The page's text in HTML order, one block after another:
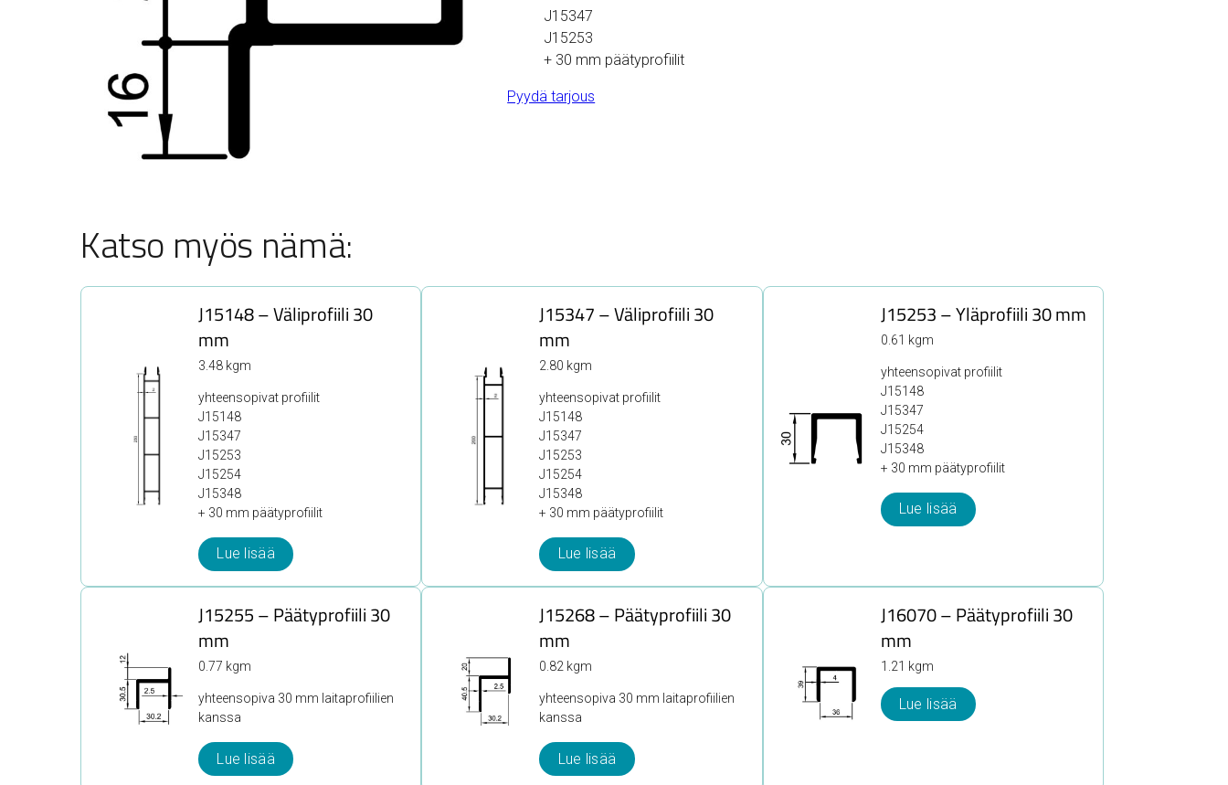
J15347
J15253
+ 30 mm päätyprofiilit
Pyydä tarjous
Katso myös nämä:
J15148 – Väliprofiili 30
mm
3.48 kgm
yhteensopivat profiilit
J15148
J15347
J15253
J15254
J15348
+ 30 mm päätyprofiilit
Lue lisää
J15347 – Väliprofiili 30
mm
2.80 kgm
yhteensopivat profiilit
J15148
J15347
J15253
J15254
J15348
+ 30 mm päätyprofiilit
Lue lisää
J15253 – Yläprofiili 30 mm
0.61 kgm
yhteensopivat profiilit
J15148
J15347
J15254
J15348
+ 30 mm päätyprofiilit
Lue lisää
J15255 – Päätyprofiili 30
mm
0.77 kgm
yhteensopiva 30 mm laitaprofiilien
kanssa
Lue lisää
J15268 – Päätyprofiili 30
mm
0.82 kgm
yhteensopiva 30 mm laitaprofiilien
kanssa
Lue lisää
J16070 – Päätyprofiili 30
mm
1.21 kgm
Lue lisää